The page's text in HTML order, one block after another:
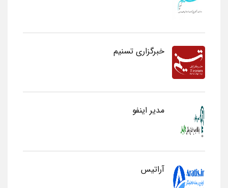
خبرگزاری تسنیم
مدیر اینفو
آراتیس